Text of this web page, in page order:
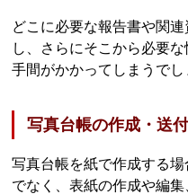
どこに必要な報告書や関
し、さらにそこから必要
手間がかかってしまうでし
写真台帳の作成・送
写真台帳を紙で作成する
でなく、表紙の作成や編